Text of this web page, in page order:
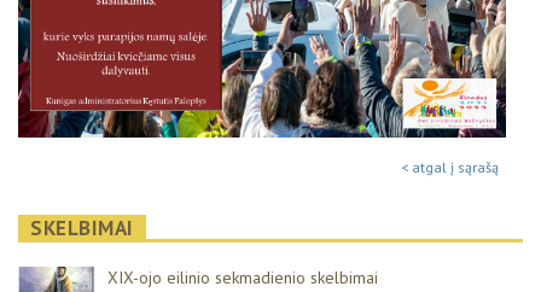
< atgal į sąrašą
SKELBIMAI
XIX-ojo eilinio sekmadienio skelbimai